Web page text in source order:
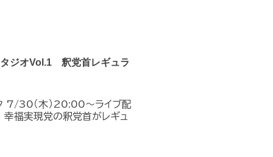
ジオVol.1 釈党首レギュラ
7/30（木）20:00～ライブ配
幸福実現党の釈党首がレギュ